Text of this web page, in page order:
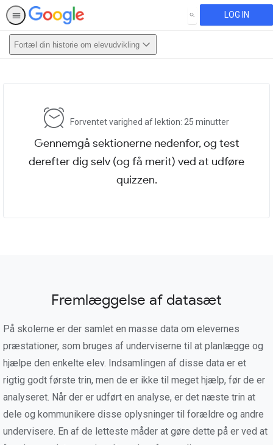
SEARCH LOG IN
Fortæl din historie om elevudvikling
Forventet varighed af lektion: 25 minutter
Gennemgå sektionerne nedenfor, og test
derefter dig selv (og få merit) ved at udføre
quizzen.
Fremlæggelse af datasæt
På skolerne er der samlet en masse data om elevernes
præstationer, som bruges af underviserne til at planlægge og
hjælpe den enkelte elev. Indsamlingen af disse data er et
rigtig godt første trin, men de er ikke til meget hjælp, før de er
analyseret. Når der er udført en analyse, er det næste trin at
dele og kommunikere disse oplysninger til forældre og andre
undervisere. En af de letteste måder at gøre dette på er ved at